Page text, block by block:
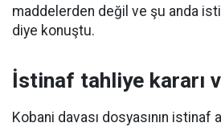
maddelerden değil ve şu anda
diye konuştu.
İstinaf tahliye kararı
Kobani davası dosyasının istinaf